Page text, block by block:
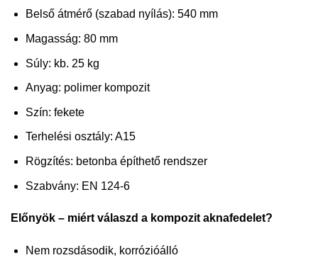
Belső átmérő (szabad nyílás): 540 mm
Magasság: 80 mm
Súly: kb. 25 kg
Anyag: polimer kompozit
Szín: fekete
Terhelési osztály: A15
Rögzítés: betonba építhető rendszer
Szabvány: EN 124-6
Előnyök – miért válaszd a kompozit aknafedelet?
Nem rozsdásodik, korrózióálló